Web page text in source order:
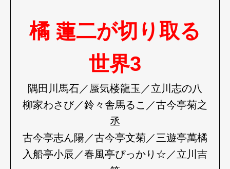
橘 蓮二が切り取る
世界3
隅田川馬石／蜃気楼龍玉／立川志の八
柳家わさび／鈴々舎馬るこ／古今亭菊之
丞
古今亭志ん陽／古今亭文菊／三遊亭萬橘
入船亭小辰／春風亭ぴっかり☆／立川吉